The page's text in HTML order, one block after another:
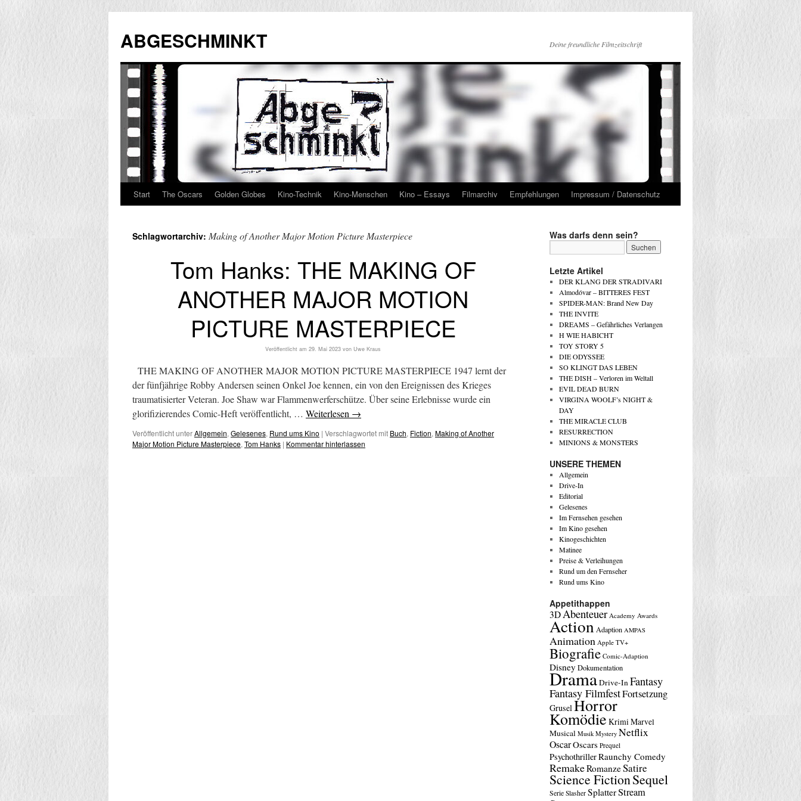
springen
ABGESCHMINKT Deine freundliche Filmzeitschrift
Start The Oscars Golden Globes Kino-Technik Kino-Menschen Kino – Essays Filmarchiv Empfehlungen Impressum / Datenschutz
Schlagwortarchiv: Making of Another Major Motion Picture Masterpiece
Tom Hanks: THE MAKING OF
ANOTHER MAJOR MOTION
PICTURE MASTERPIECE
Veröffentlicht am 29. Mai 2023 von Uwe Kraus
THE MAKING OF ANOTHER MAJOR MOTION PICTURE MASTERPIECE 1947 lernt der
der fünfjährige Robby Andersen seinen Onkel Joe kennen, ein von den Ereignissen des Krieges
traumatisierter Veteran. Joe Shaw war Flammenwerferschütze. Über seine Erlebnisse wurde ein
glorifizierendes Comic-Heft veröffentlicht, … Weiterlesen →
Veröffentlicht unterAllgemein, Gelesenes, Rund ums Kino | Verschlagwortet mit Buch, Fiction, Making of Another
Major Motion Picture Masterpiece, Tom Hanks | Kommentar hinterlassen
Was darfs denn sein?
Letzte Artikel
DER KLANG DER STRADIVARI
Almodóvar – BITTERES FEST
SPIDER-MAN: Brand New Day
THE INVITE
DREAMS – Gefährliches Verlangen
H WIE HABICHT
TOY STORY 5
DIE ODYSSEE
SO KLINGT DAS LEBEN
THE DISH – Verloren im Weltall
EVIL DEAD BURN
VIRGINA WOOLF’s NIGHT &
DAY
THE MIRACLE CLUB
RESURRECTION
MINIONS & MONSTERS
UNSERE THEMEN
Allgemein
Drive-In
Editorial
Gelesenes
Im Fernsehen gesehen
Im Kino gesehen
Kinogeschichten
Matinee
Preise & Verleihungen
Rund um den Fernseher
Rund ums Kino
Appetithappen
3DAbenteuer Academy Awards
Action Adaption AMPAS
Animation Apple TV+
Biografie Comic-Adaption
Disney Dokumentation
DramaDrive-InFantasy
Fantasy FilmfestFortsetzung
GruselHorror
Komödie KrimiMarvel
Musical Musik Mystery Netflix
OscarOscars Prequel
PsychothrillerRaunchy Comedy
RemakeRomanzeSatire
Science FictionSequel
Serie Slasher SplatterStream